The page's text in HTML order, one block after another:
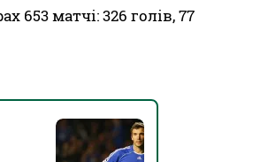
653 матчі: 326 голів, 77